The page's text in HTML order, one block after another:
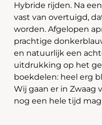
Hybride rijden. Na
vast van overtuigd,
worden. Afgelopen
prachtige
en natuurlijk een
uitdrukking op het
boekdelen: heel erg
Wij gaan er in Zwaag
nog een hele tijd